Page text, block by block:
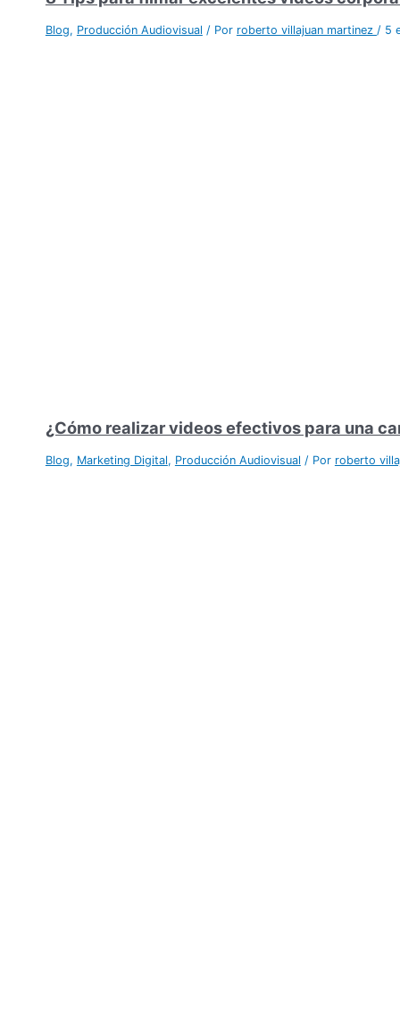
Blog, Producción Audiovisual / Por roberto villajuan martinez / 5
¿Cómo realizar videos efectivos para una
Blog, Marketing Digital, Producción Audiovisual / Por roberto